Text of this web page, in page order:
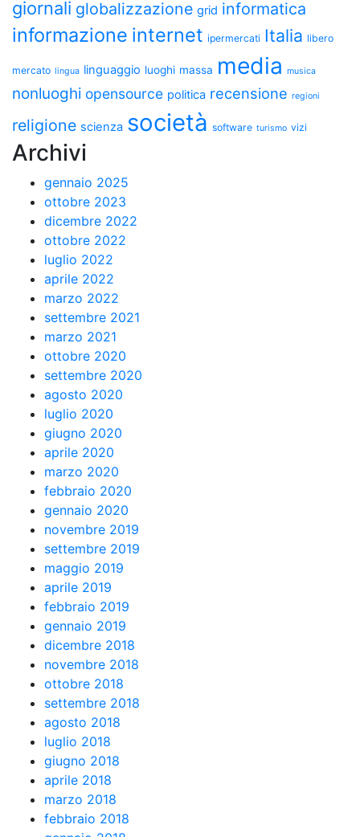
giornali globalizzazione grid informatica
informazione internet ipermercati Italia libero
mercato lingua linguaggio luoghi massa media musica
nonluoghi opensource politica recensione regioni
religione scienza società software turismo vizi
Archivi
gennaio 2025
ottobre 2023
dicembre 2022
ottobre 2022
luglio 2022
aprile 2022
marzo 2022
settembre 2021
marzo 2021
ottobre 2020
settembre 2020
agosto 2020
luglio 2020
giugno 2020
aprile 2020
marzo 2020
febbraio 2020
gennaio 2020
novembre 2019
settembre 2019
maggio 2019
aprile 2019
febbraio 2019
gennaio 2019
dicembre 2018
novembre 2018
ottobre 2018
settembre 2018
agosto 2018
luglio 2018
giugno 2018
aprile 2018
marzo 2018
febbraio 2018